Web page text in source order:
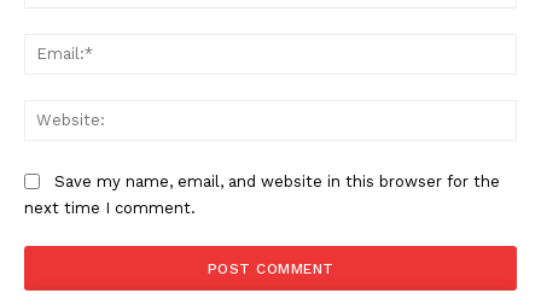
Save my name, email, and website in this browser for the
next time I comment.